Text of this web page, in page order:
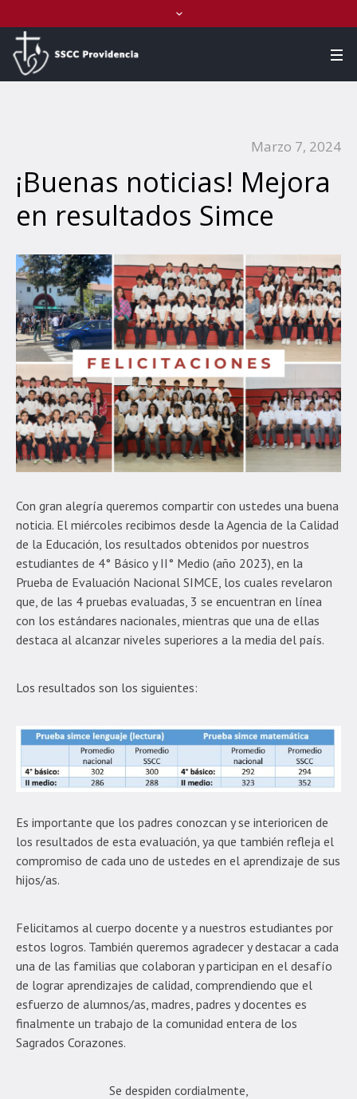
Marzo 7, 2024
¡Buenas noticias! Mejora
en resultados Simce
Con gran alegría queremos compartir con ustedes una buena
noticia. El miércoles recibimos desde la Agencia de la Calidad
de la Educación, los resultados obtenidos por nuestros
estudiantes de 4° Básico y II° Medio (año 2023), en la
Prueba de Evaluación Nacional SIMCE, los cuales revelaron
que, de las 4 pruebas evaluadas, 3 se encuentran en línea
con los estándares nacionales, mientras que una de ellas
destaca al alcanzar niveles superiores a la media del país.
Los resultados son los siguientes:
Es importante que los padres conozcan y se interioricen de
los resultados de esta evaluación, ya que también refleja el
compromiso de cada uno de ustedes en el aprendizaje de sus
hijos/as.
Felicitamos al cuerpo docente y a nuestros estudiantes por
estos logros. También queremos agradecer y destacar a cada
una de las familias que colaboran y participan en el desafío
de lograr aprendizajes de calidad, comprendiendo que el
esfuerzo de alumnos/as, madres, padres y docentes es
finalmente un trabajo de la comunidad entera de los
Sagrados Corazones.
Se despiden cordialmente,